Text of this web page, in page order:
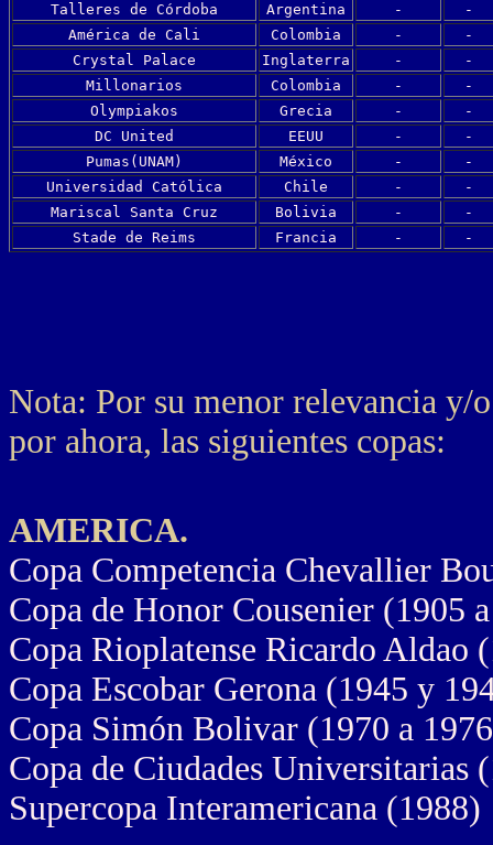
Talleres de Córdoba
Argentina -
-
América de Cali
Colombia -
-
Crystal Palace
Inglaterra -
-
Millonarios
Colombia -
-
Olympiakos
Grecia -
-
DC United
EEUU -
-
Pumas(UNAM)
México -
-
Universidad Católica
Chile -
-
Mariscal Santa Cruz
Bolivia -
-
Stade de Reims
Francia - -
Nota: Por su menor relevancia y/
por ahora, las siguientes copas:
AMERICA.
Copa Competencia Chevallier
Copa de Honor Cousenier (1905
Copa Rioplatense Ricardo Aldao
Copa Escobar Gerona (1945 y
Copa Simón Bolivar (1970 a
Copa de Ciudades Universitarias
Supercopa Interamericana (1988)